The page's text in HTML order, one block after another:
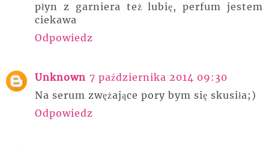
płyn z garniera też lubię, perfum jestem
ciekawa
Odpowiedz
Unknown 7 października 2014 09:30
Na serum zwężające pory bym się skusiła;)
Odpowiedz